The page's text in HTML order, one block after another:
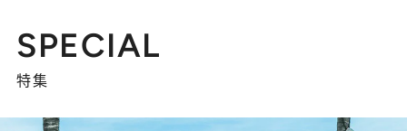
SPECIAL
特集